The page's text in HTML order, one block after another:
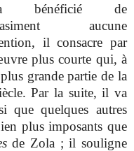
bénéficié de
aucune
il consacre par
plus courte qui, à
grande partie de la
Par la suite, il va
que quelques autres
plus imposants que
de Zola ; il souligne